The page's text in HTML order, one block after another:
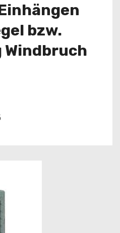
bzw.